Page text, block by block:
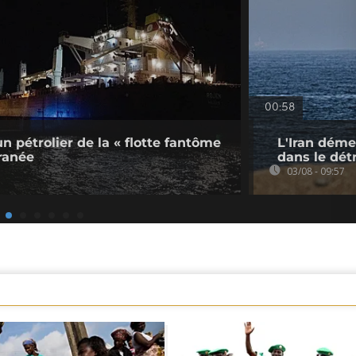
pétrolier de la « flotte fantôme
00:58
L'Iran
dans le
03/08 - 09:57